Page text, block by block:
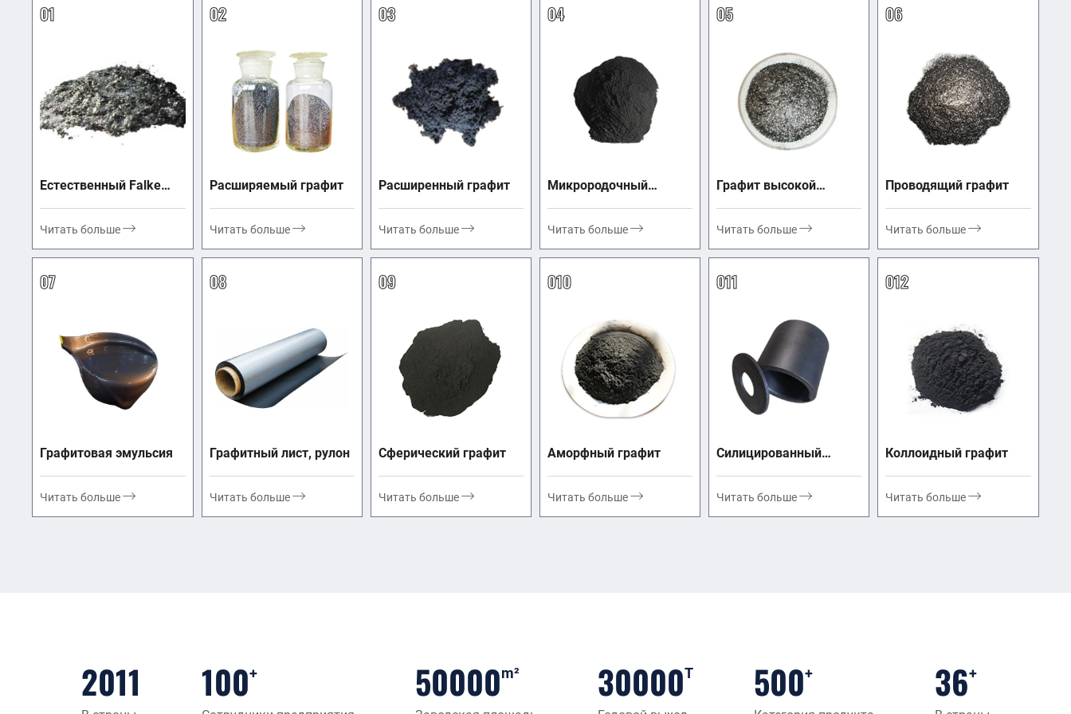
01
Естественный Falke
Graphite
Читать больше
02
Расширяемый графит
Читать больше
03
Расширенный графит
Читать больше
04
Микрородочный
графит
Читать больше
05
Графит высокой
чистоты
Читать больше
06
Проводящий графит
Читать больше
07
Графитовая эмульсия
Читать больше
08
Графитный лист, рулон
Читать больше
09
Сферический графит
Читать больше
010
Аморфный графит
Читать больше
011
Силицированный
графит
Читать больше
012
Коллоидный графит
Читать больше
2011 100+ 50000m² 30000T 500+ 36+
плотность и другие превосходные свойства
могут использоваться при высокой температуре,